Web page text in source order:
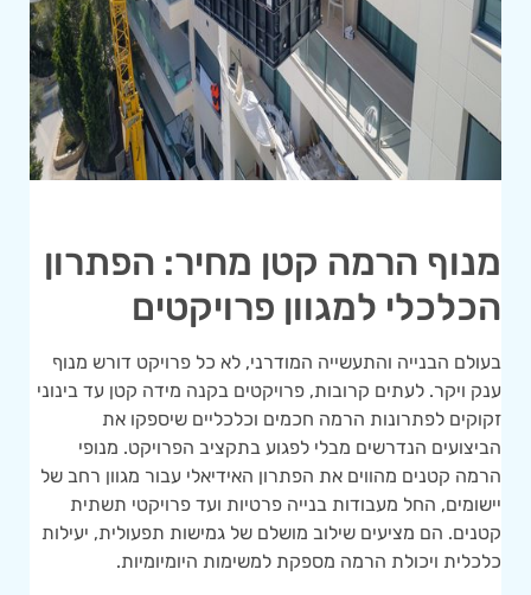
מנוף הרמה קטן מחיר: הפתרון
הכלכלי למגוון פרויקטים
בעולם הבנייה והתעשייה המודרני, לא כל פרויקט דורש מנוף
ענק ויקר. לעתים קרובות, פרויקטים בקנה מידה קטן עד בינוני
זקוקים לפתרונות הרמה חכמים וכלכליים שיספקו את
הביצועים הנדרשים מבלי לפגוע בתקציב הפרויקט. מנופי
הרמה קטנים מהווים את הפתרון האידיאלי עבור מגוון רחב של
יישומים, החל מעבודות בנייה פרטיות ועד פרויקטי תשתית
קטנים. הם מציעים שילוב מושלם של גמישות תפעולית, יעילות
כלכלית ויכולת הרמה מספקת למשימות היומיומיות.